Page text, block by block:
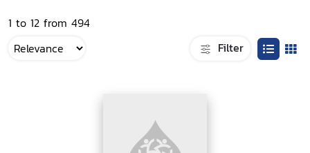
1 to 12 from 494
Filter